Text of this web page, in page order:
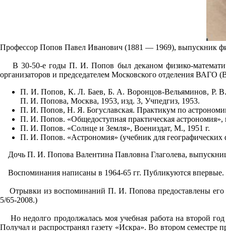
Профессор Попов Павел Иванович (1881 — 1969), выпускник
В 30-50-е годы П. И. Попов был деканом физико-
организаторов и председателем Московского отделения
П. И. Попов, К. Л. Баев, Б. А. Воронцов-Вельяминов, Р. В.
П. И. Попова, Москва, 1953, изд. 3, Учпедгиз, 1953.
П. И. Попов, Н. Я. Богуславская. Практикум по
П. И. Попов. «Общедоступная практическая астрономия»,
П. И. Попов. «Солнце и Земля», Воениздат, М., 1951 г.
П. И. Попов. «Астрономия» (учебник для географических
Дочь П. И. Попова Валентина Павловна Глаголева,
Воспоминания написаны в 1964-65 гг. Публикуются впервые.
Отрывки из воспоминаний П. И. Попова предоставлены
5/65-2008.)
Но недолго продолжалась моя учебная работа на второй год
Получал и распространял газету «Искра». Во втором семестре